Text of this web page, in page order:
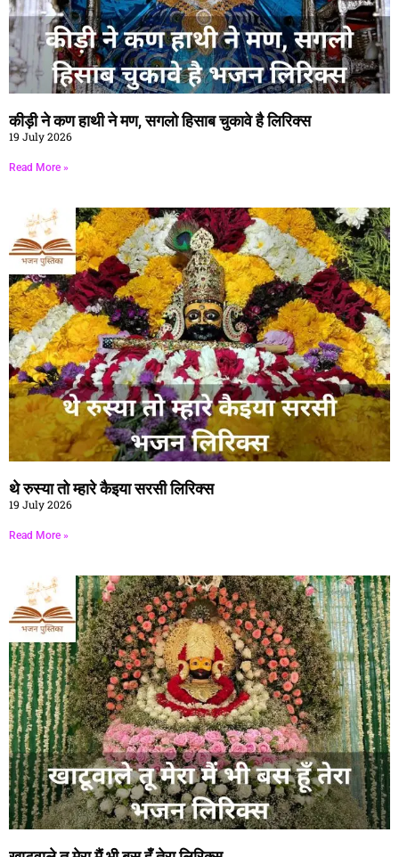
कीड़ी ने कण हाथी ने मण, सगलो हिसाब चुकावे है लिरिक्स
19 July 2026
Read More »
थे रुस्या तो म्हारे कैइया सरसी लिरिक्स
19 July 2026
Read More »